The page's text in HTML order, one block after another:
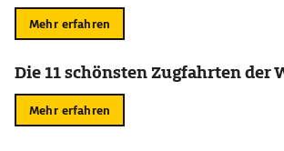
Mehr erfahren
Die 11 schönsten Zugfahrten der
Mehr erfahren